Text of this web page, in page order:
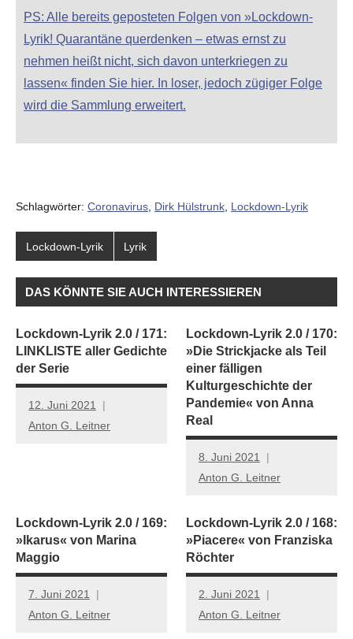
PS: Alle bereits geposteten Folgen von »Lockdown-
Lyrik! Quarantäne querdenken – etwas ernst zu
nehmen heißt nicht, sich davon unterkriegen zu
lassen« finden Sie hier. In loser, jedoch zügiger Folge
wird die Sammlung erweitert.
Schlagwörter: Coronavirus, Dirk Hülstrunk, Lockdown-Lyrik
Lockdown-Lyrik Lyrik
DAS KÖNNTE SIE AUCH INTERESSIEREN
Lockdown-Lyrik 2.0 / 171:
LINKLISTE aller Gedichte
der Serie
12. Juni 2021
Anton G. Leitner
Lockdown-Lyrik 2.0 / 170:
»Die Strickjacke als Teil
einer fälligen
Kulturgeschichte der
Pandemie« von Anna
Real
8. Juni 2021
Anton G. Leitner
Lockdown-Lyrik 2.0 / 169:
»Ikarus« von Marina
Maggio
7. Juni 2021
Anton G. Leitner
Lockdown-Lyrik 2.0 / 168:
»Piacere« von Franziska
Röchter
2. Juni 2021
Anton G. Leitner